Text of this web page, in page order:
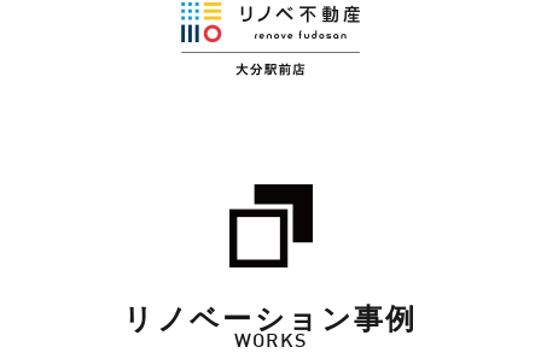
リノベーション事例
WORKS